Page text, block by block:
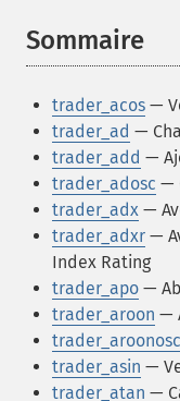
Sommaire
trader_acos —
trader_ad —
trader_add —
trader_adosc —
trader_adx —
trader_adxr —
Index Rating
trader_apo —
trader_aroon —
trader_aroonosc
trader_asin —
trader_atan —